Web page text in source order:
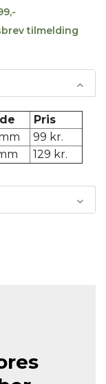
tilmelding
Pris
99 kr.
129 kr.